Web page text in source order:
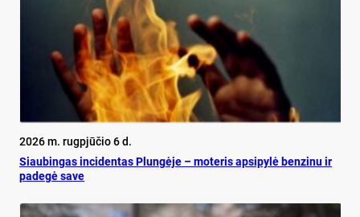
2026 m. rugpjūčio 6 d.
Siau­bin­gas in­ci­den­tas Plun­gė­je – mo­te­ris ap­si­py­lė ben­zi­nu ir
pa­de­gė sa­ve